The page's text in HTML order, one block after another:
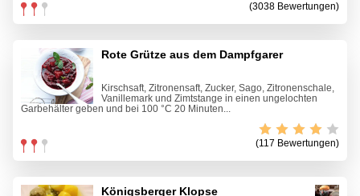
(3038 Bewertungen)
Rote Grütze aus dem Dampfgarer
Kirschsaft, Zitronensaft, Zucker, Sago, Zitronenschale,
Vanillemark und Zimtstange in einen ungelochten
Garbehälter geben und bei 100 °C 20 Minuten...
(117 Bewertungen)
Königsberger Klopse